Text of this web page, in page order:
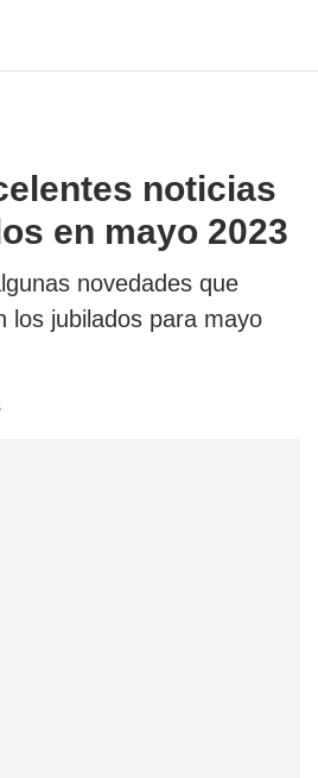
noticias
en mayo 2023
novedades que
los jubilados para mayo